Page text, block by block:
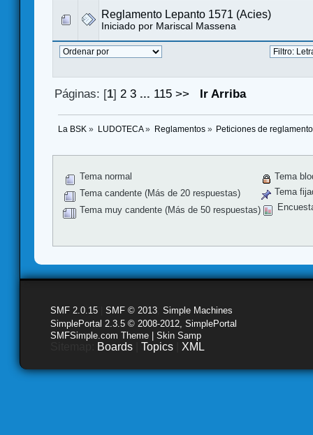
Reglamento Lepanto 1571 (Acies)
Iniciado por Mariscal Massena
Páginas: [1] 2 3 ... 115 >> Ir Arriba
La BSK » LUDOTECA» Reglamentos» Peticiones de
Tema normal
Tema candente (Más de 20 respuestas)
Tema muy candente (Más de 50 respuestas)
Tema
Tema
SMF 2.0.15 SMF © 2013 Simple Machines
SimplePortal 2.3.5 © 2008-2012, SimplePortal
SMFSimple.com Theme | Skin Samp
Boards Topics XML